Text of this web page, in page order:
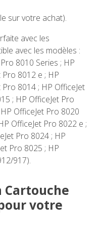
sur votre achat).
avec les
avec les modèles :
8010 Series ; HP
Pro 8012 e ; HP
8014 ; HP OfficeJet
; HP OfficeJet Pro
OfficeJet Pro 8020
OfficeJet Pro 8022 e ;
Pro 8024 ; HP
Pro 8025 ; HP
917).
Cartouche
votre